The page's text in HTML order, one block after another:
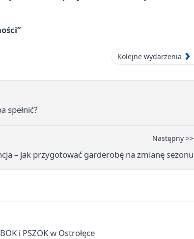
Kolejne wydarzenia
spełnić?
Następny >>
– jak przygotować garderobę na zmianę sezonu
i PSZOK w Ostrołęce